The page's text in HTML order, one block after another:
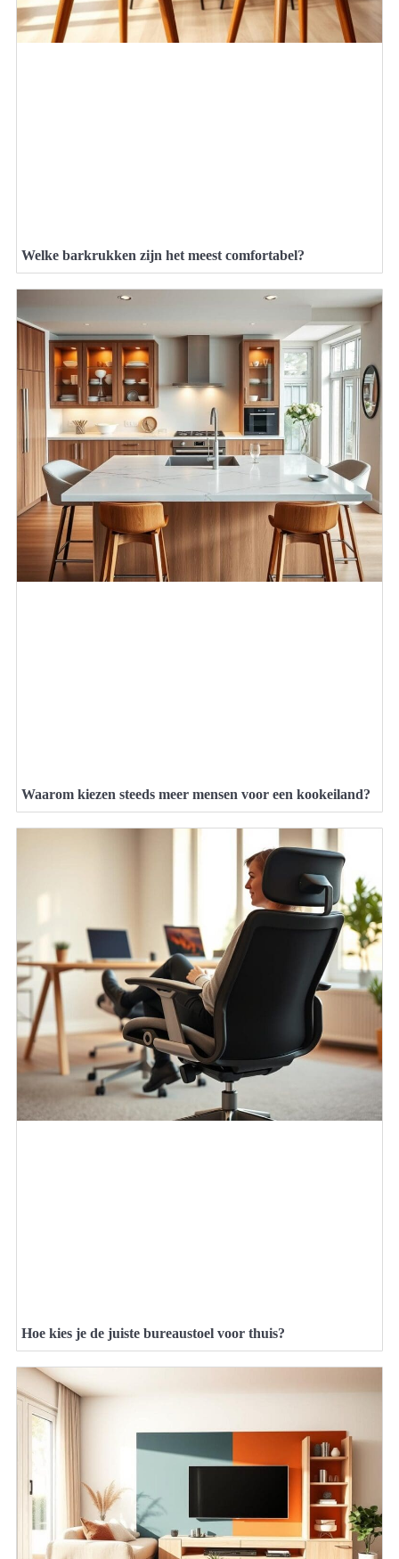
Welke barkrukken zijn het meest comfortabel?
Waarom kiezen steeds meer mensen voor een kookeiland?
Hoe kies je de juiste bureaustoel voor thuis?